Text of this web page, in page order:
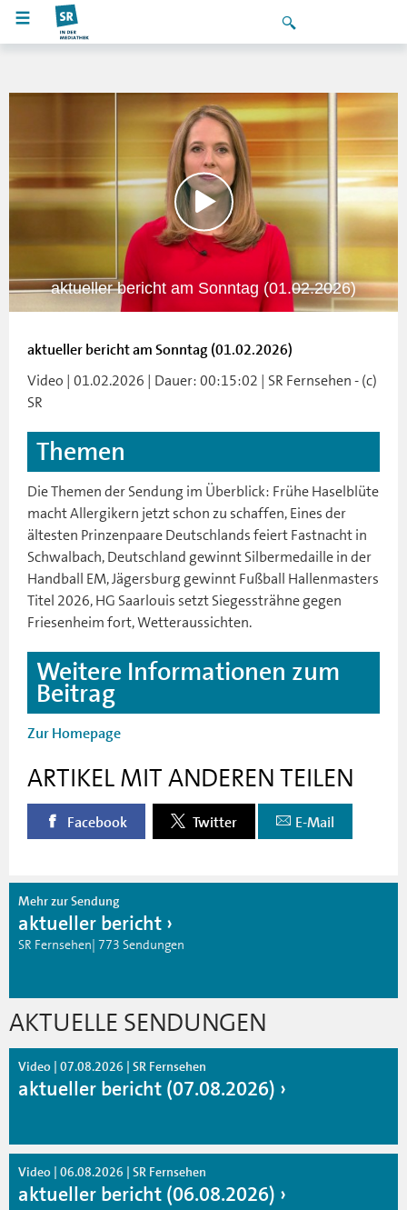
aktueller bericht am Sonntag (01.02.2026)
aktueller bericht am Sonntag (01.02.2026)
Video | 01.02.2026 | Dauer: 00:15:02 | SR Fernsehen - (c)
SR
Themen
Die Themen der Sendung im Überblick: Frühe Haselblüte
macht Allergikern jetzt schon zu schaffen, Eines der
ältesten Prinzenpaare Deutschlands feiert Fastnacht in
Schwalbach, Deutschland gewinnt Silbermedaille in der
Handball EM, Jägersburg gewinnt Fußball Hallenmasters
Titel 2026, HG Saarlouis setzt Siegessträhne gegen
Friesenheim fort, Wetteraussichten.
Weitere Informationen zum
Beitrag
Zur Homepage
ARTIKEL MIT ANDEREN TEILEN
Facebook Twitter E-Mail
Mehr zur Sendung
aktueller bericht
SR Fernsehen| 773 Sendungen
AKTUELLE SENDUNGEN
Video | 07.08.2026 | SR Fernsehen
aktueller bericht (07.08.2026)
Video | 06.08.2026 | SR Fernsehen
aktueller bericht (06.08.2026)